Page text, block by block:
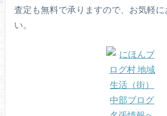
査定も無料で承りますので、お気軽に
い。